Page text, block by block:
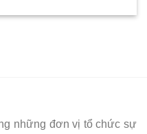
những đơn vị tổ chức sự